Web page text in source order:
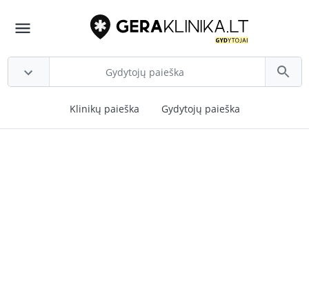
Klinikų paieška Gydytojų paieška